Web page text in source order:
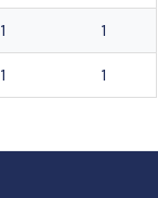
1 1
1 1